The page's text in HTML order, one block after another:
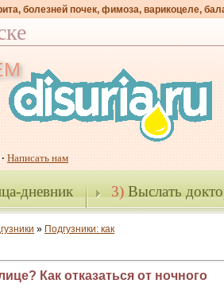
болезней почек, фимоза, варикоцеле,
· Написать нам
дневник 3)Выслать
» Подгузники: как
Как отказаться от ночного